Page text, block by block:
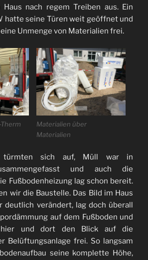
nach regem Treiben aus. Ein
hatte seine Türen weit geöffnet und
Unmenge von Materialien frei.
Materialien über
Materialien
türmten sich auf, Müll war in
und auch die
Fußbodenheizung lag schon bereit.
wir die Baustelle. Das Bild im Haus
deutlich verändert, lag doch überall
auf dem Fußboden und
und dort den Blick auf die
Belüftungsanlage frei. So langsam
seine komplette Höhe,